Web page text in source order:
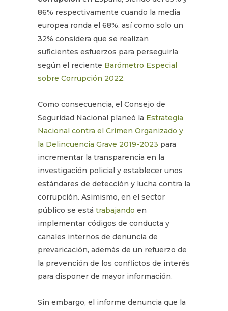
86% respectivamente cuando la media
europea ronda el 68%, así como solo un
32% considera que se realizan
suficientes esfuerzos para perseguirla
según el reciente Barómetro Especial
sobre Corrupción 2022.
Como consecuencia, el Consejo de
Seguridad Nacional planeó la Estrategia
Nacional contra el Crimen Organizado y
la Delincuencia Grave 2019-2023 para
incrementar la transparencia en la
investigación policial y establecer unos
estándares de detección y lucha contra la
corrupción. Asimismo, en el sector
público se está trabajando en
implementar códigos de conducta y
canales internos de denuncia de
prevaricación, además de un refuerzo de
la prevención de los conflictos de interés
para disponer de mayor información.
Sin embargo, el informe denuncia que la